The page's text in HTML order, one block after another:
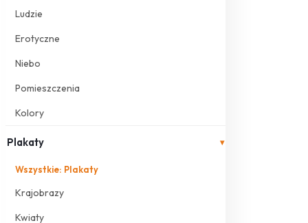
Ludzie
Erotyczne
Niebo
Pomieszczenia
Kolory
Plakaty ▾
Wszystkie: Plakaty
Krajobrazy
Kwiaty